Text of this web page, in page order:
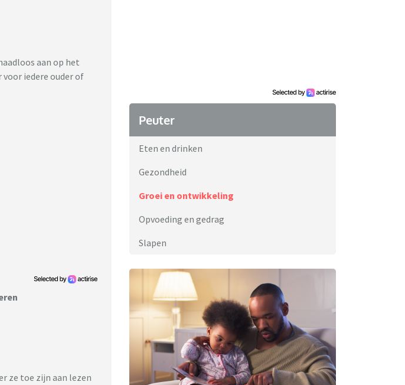
aan op het
iedere ouder of
ze toe zijn aan lezen
Peuter
Eten en drinken
Gezondheid
Groei en ontwikkeling
Opvoeding en gedrag
Slapen